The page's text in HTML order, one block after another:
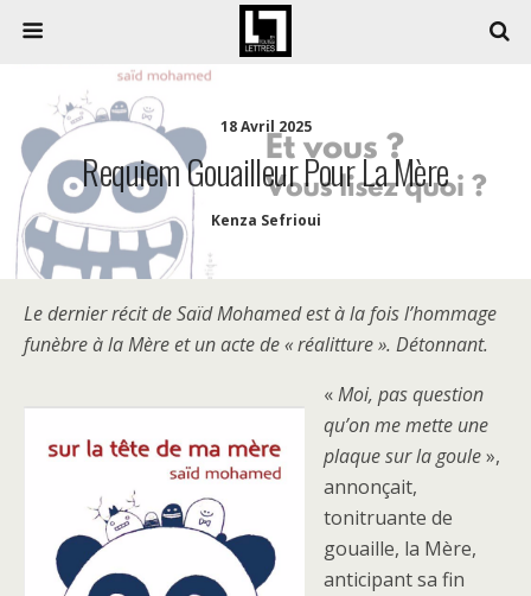
18 Avril 2025
Requiem Gouailleur Pour La Mère
Kenza Sefrioui
Le dernier récit de Saïd Mohamed est à la fois l’hommage
funèbre à la Mère et un acte de « réalitture ». Détonnant.
«Moi, pas question
qu’on me mette une
plaque sur la goule»,
annonçait,
tonitruante de
gouaille, la Mère,
anticipant sa fin